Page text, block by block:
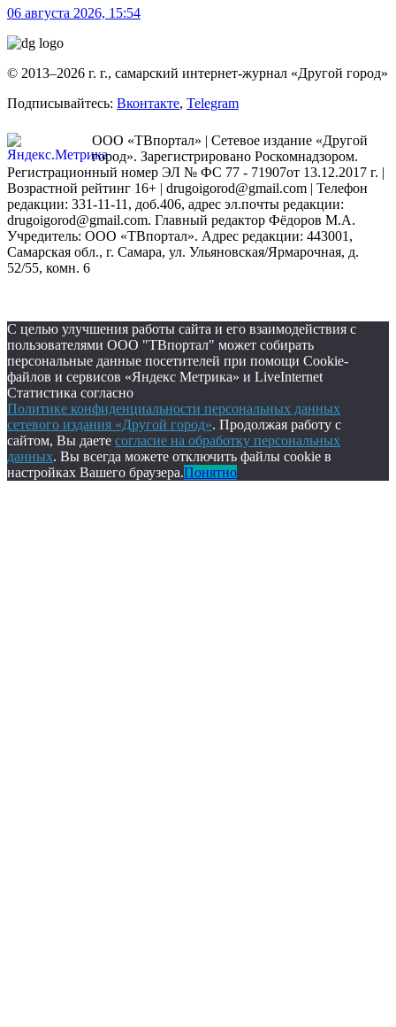
06 августа 2026, 15:54
© 2013–2026 г. г., самарский интернет-журнал «Другой город»
Подписывайтесь: Вконтакте, Telegram
ООО «ТВпортал» | Сетевое издание «Другой
город». Зарегистрировано Роскомнадзором.
Регистрационный номер ЭЛ № ФС 77 - 71907от 13.12.2017 г. |
Возрастной рейтинг 16+ | drugoigorod@gmail.com | Телефон
редакции: 331-11-11, доб.406, адрес эл.почты редакции:
drugoigorod@gmail.com. Главный редактор Фёдоров М.А.
Учредитель: ООО «ТВпортал». Адрес редакции: 443001,
Самарская обл., г. Самара, ул. Ульяновская/Ярмарочная, д.
52/55, комн. 6
С целью улучшения работы сайта и его взаимодействия с
пользователями ООО "ТВпортал" может собирать
персональные данные посетителей при помощи Cookie-
файлов и сервисов «Яндекс Метрика» и LiveInternet
Статистика согласно
Политике конфиденциальности персональных данных
сетевого издания «Другой город». Продолжая работу с
сайтом, Вы даете согласие на обработку персональных
данных. Вы всегда можете отключить файлы cookie в
настройках Вашего браузера.Понятно